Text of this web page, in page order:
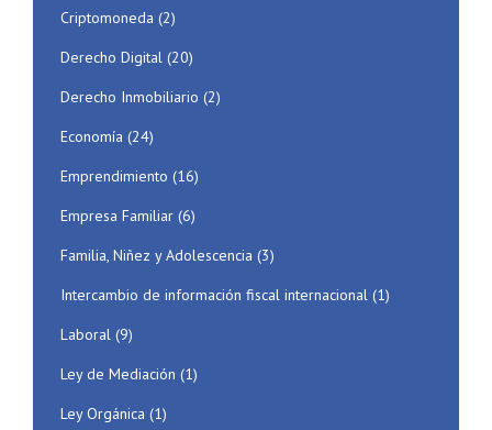
Criptomoneda (2)
Derecho Digital (20)
Derecho Inmobiliario (2)
Economía (24)
Emprendimiento (16)
Empresa Familiar (6)
Familia, Niñez y Adolescencia (3)
Intercambio de información fiscal internacional (1)
Laboral (9)
Ley de Mediación (1)
Ley Orgánica (1)